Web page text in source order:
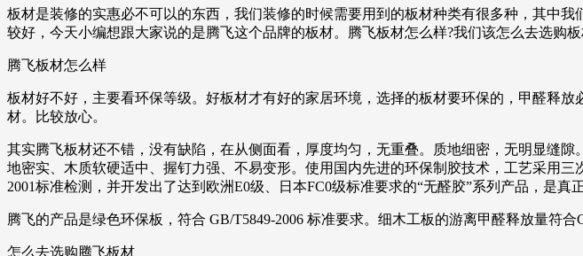
板材是装修的实惠必不可以的东西，我们装修的时候需要用到的板材种类有很多种，其中
较好，今天小编想跟大家说的是腾飞这个品牌的板材。腾飞板材怎么样?我们该怎么去选购
腾飞板材怎么样
板材好不好，主要看环保等级。好板材才有好的家居环境，选择的板材要环保的，甲醛释
材。比较放心。
其实腾飞板材还不错，没有缺陷，在从侧面看，厚度均匀，无重叠。质地细密，无明显缝
地密实、木质软硬适中、握钉力强、不易变形。使用国内先进的环保制胶技术，工艺采用
2001标准检测，并开发出了达到欧洲E0级、日本FC0级标准要求的“无醛胶”系列产品，是真
腾飞的产品是绿色环保板，符合 GB/T5849-2006 标准要求。细木工板的游离甲醛释放量符
怎么去选购腾飞板材